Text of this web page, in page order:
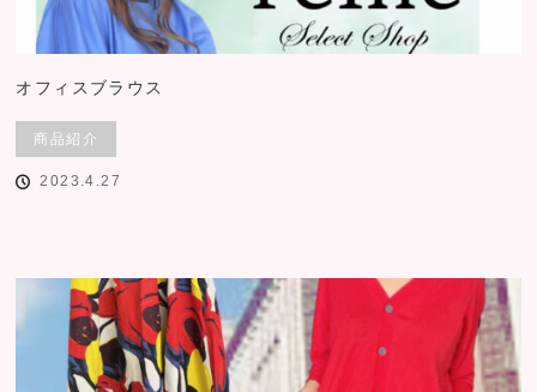
オフィスブラウス
商品紹介
2023.4.27